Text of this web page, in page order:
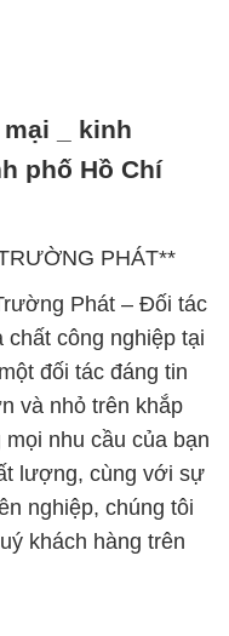
_ kinh
phố Hồ Chí
PHÁT**
Phát – Đối tác
công nghiệp tại
đối tác đáng tin
và nhỏ trên khắp
nhu cầu của bạn
lượng, cùng với sự
nghiệp, chúng tôi
khách hàng trên